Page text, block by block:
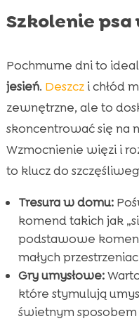
Szkolenie
Pochmurne dni to
jesień. Deszczi chłód
zewnętrzne, ale to
skoncentrować się na
Wzmocnienie więzi i
to klucz do
Tresura w domu:
komend takich jak
podstawowe
małych
Gry umysłowe:
które stymulują
świetnym sposobem